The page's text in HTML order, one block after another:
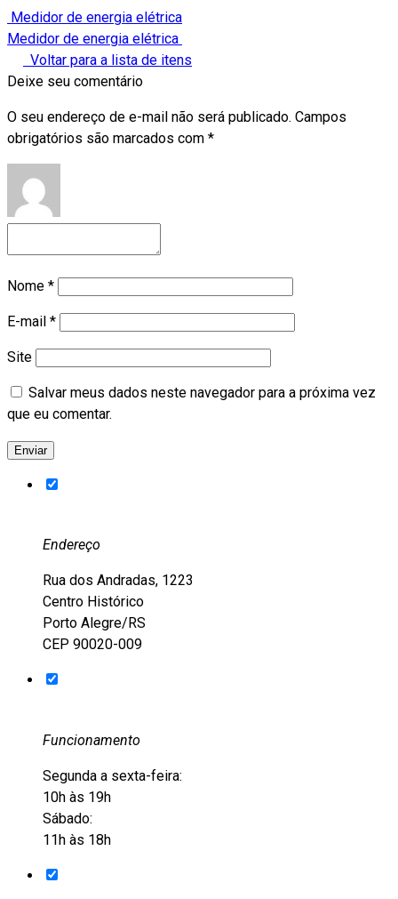
Medidor de energia elétrica
Medidor de energia elétrica
Voltar para a lista de itens
Deixe seu comentário
O seu endereço de e-mail não será publicado. Campos
obrigatórios são marcados com *
Nome *
E-mail *
Site
Salvar meus dados neste navegador para a próxima vez
que eu comentar.
Endereço
Rua dos Andradas, 1223
Centro Histórico
Porto Alegre/RS
CEP 90020-009
Funcionamento
Segunda a sexta-feira:
10h às 19h
Sábado:
11h às 18h